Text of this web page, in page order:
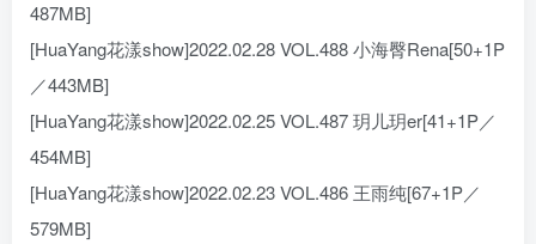
487MB]
[HuaYang花漾show]2022.02.28 VOL.488 小海臀Rena[50+1P
／443MB]
[HuaYang花漾show]2022.02.25 VOL.487 玥儿玥er[41+1P／
454MB]
[HuaYang花漾show]2022.02.23 VOL.486 王雨纯[67+1P／
579MB]